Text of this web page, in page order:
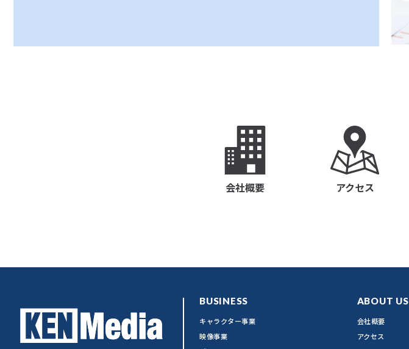
会社概要 アクセス
BUSINESS
キャラクター事業
映像事業
ABOUT US
会社概要
アクセス